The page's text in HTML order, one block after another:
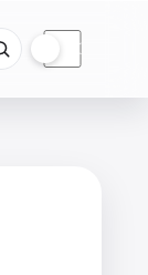
☾